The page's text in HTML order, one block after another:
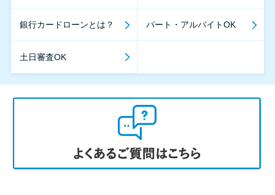
銀行カードローンとは？ パート・アルバイトOK
土日審査OK